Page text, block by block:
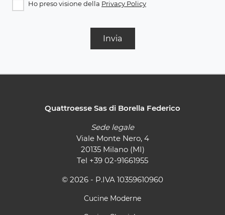
Ho preso visione della Privacy Policy
Invia
Quattroesse Sas di Borella Federico
Sede legale
Viale Monte Nero, 4
20135 Milano (MI)
Tel +39 02-91661955
© 2026 - P.IVA 10359610960
Cucine Moderne